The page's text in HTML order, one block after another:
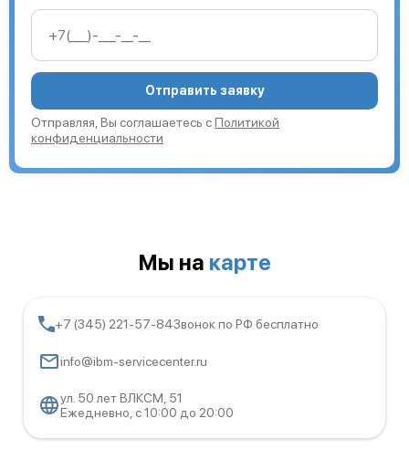
Отправить заявку
Отправляя, Вы соглашаетесь сПолитикой
конфиденциальности
Мы на карте
+7 (345) 221-57-84Звонок по РФ бесплатно
info@ibm-servicecenter.ru
ул. 50 лет ВЛКСМ, 51
Ежедневно, с 10:00 до 20:00